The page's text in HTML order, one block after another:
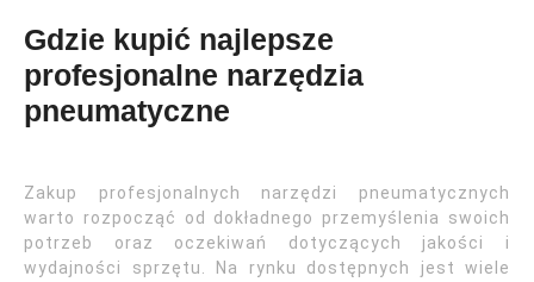
Gdzie kupić najlepsze
profesjonalne narzędzia
pneumatyczne
Zakup profesjonalnych narzędzi pneumatycznych
warto rozpocząć od dokładnego przemyślenia swoich
potrzeb oraz oczekiwań dotyczących jakości i
wydajności sprzętu. Na rynku dostępnych jest wiele